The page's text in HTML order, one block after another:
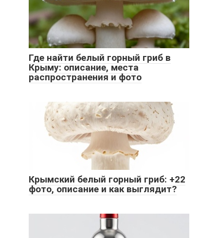
Где найти белый горный гриб в
Крыму: описание, места
распространения и фото
Крымский белый горный гриб: +22
фото, описание и как выглядит?